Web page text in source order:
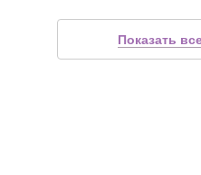
Показать